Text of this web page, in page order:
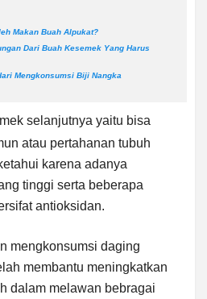
Makan Buah Alpukat?
Dari Buah Kesemek Yang Harus
Mengkonsumsi Biji Nangka
selanjutnya yaitu bisa
atau pertahanan tubuh
karena adanya
tinggi serta beberapa
antioksidan.
mengkonsumsi daging
membantu meningkatkan
dalam melawan bebragai